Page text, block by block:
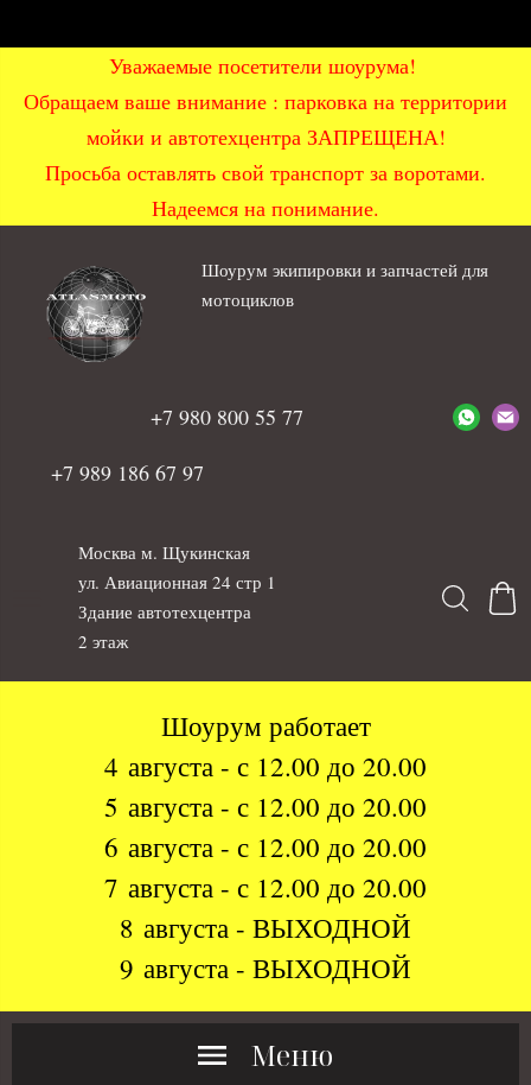
Уважаемые посетители шоурума!
Обращаем ваше внимание : парковка на территории
мойки и автотехцентра ЗАПРЕЩЕНА!
Просьба оставлять свой транспорт за воротами.
Надеемся на понимание.
Шоурум экипировки и запчастей для
мотоциклов
+7 980 800 55 77
+7 989 186 67 97
Москва м. Щукинская
ул. Авиационная 24 стр 1
Здание автотехцентра
2 этаж
Шоурум работает
4 августа - с 12.00 до 20.00
5 августа - с 12.00 до 20.00
6 августа - с 12.00 до 20.00
7 августа - с 12.00 до 20.00
8 августа - ВЫХОДНОЙ
9 августа - ВЫХОДНОЙ
Меню